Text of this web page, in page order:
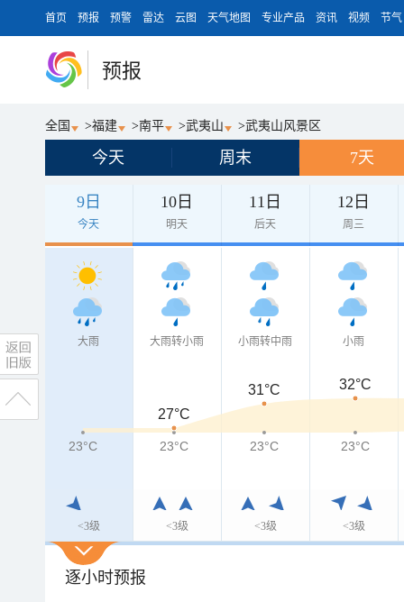
首页 预报 预警 雷达 云图 天气地图 专业产品 资讯 视频 节气
预报
全国 >福建 >南平 >武夷山 >武夷山风景区
今天 周末 7天
9日
今天
10日
明天
11日
后天
12日
周三
大雨
<3级
大雨转小雨
<3级
小雨转中雨
<3级
小雨
<3级
27°C
31°C 32°C
23°C 23°C 23°C 23°C
逐小时预报